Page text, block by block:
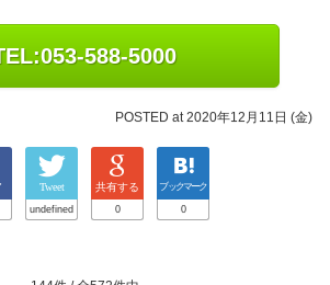
588-5000
POSTED at 2020年12月11日 (金)
Tweet
undefined
共有する
0
ブックマーク
0